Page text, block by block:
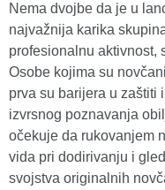
Nema dvojbe da je u
najvažnija karika
profesionalnu aktivnost,
Osobe kojima su
prva su barijera u zaštiti
izvrsnog poznavanja
očekuje da rukovanjem
vida pri dodirivanju i
svojstva originalnih